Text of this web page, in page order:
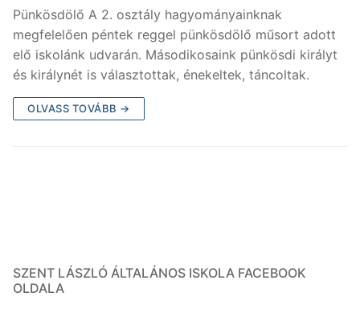
Pünkösdölő A 2. osztály hagyományainknak
megfelelően péntek reggel pünkösdölő műsort adott
elő iskolánk udvarán. Másodikosaink pünkösdi királyt
és királynét is választottak, énekeltek, táncoltak.
OLVASS TOVÁBB →
SZENT LÁSZLÓ ÁLTALÁNOS ISKOLA FACEBOOK
OLDALA